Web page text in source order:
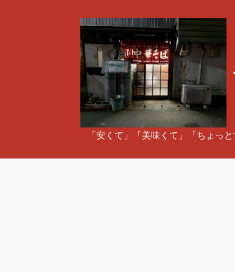
「安くて」「美味くて」「ちょっ